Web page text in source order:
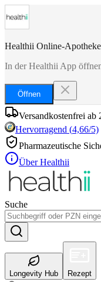
Healthii Online-Apotheke
In der Healthii App
Öffnen
Versandkostenfrei ab
Hervorragend (4,66/5)
Pharmazeutische
Über Healthii
Suche
Longevity Hub Rezept